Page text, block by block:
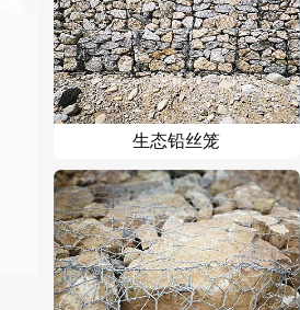
生态铅丝笼